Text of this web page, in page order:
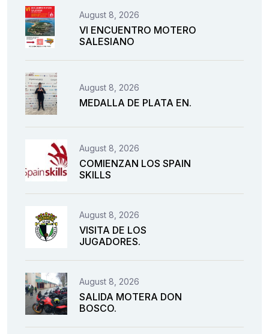
August 8, 2026
VI ENCUENTRO MOTERO
SALESIANO
August 8, 2026
MEDALLA DE PLATA EN.
August 8, 2026
COMIENZAN LOS SPAIN
SKILLS
August 8, 2026
VISITA DE LOS
JUGADORES.
August 8, 2026
SALIDA MOTERA DON
BOSCO.